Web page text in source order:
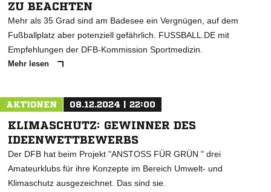
BEACHTEN
Mehr als 35 Grad sind am Badesee ein Vergnügen, auf dem
Fußballplatz aber potenziell gefährlich. FUSSBALL.DE mit
Empfehlungen der DFB-Kommission Sportmedizin.
Mehr lesen
AKTIONEN 08.12.2024 | 22:00
KLIMASCHUTZ: GEWINNER DES
IDEENWETTBEWERBS
Der DFB hat beim Projekt "ANSTOSS FÜR GRÜN " drei
Amateurklubs für ihre Konzepte im Bereich Umwelt- und
Klimaschutz ausgezeichnet. Das sind sie.